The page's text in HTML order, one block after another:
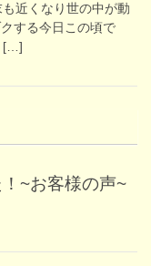
近くなり世の中が動
する今日この頃で
[…]
~お客様の声~